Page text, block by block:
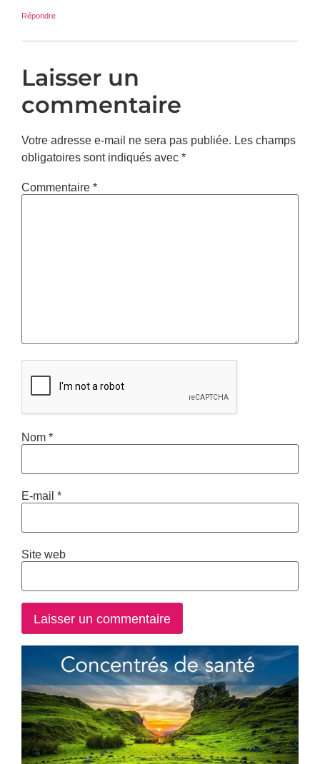
Répondre
Laisser un
commentaire
Votre adresse e-mail ne sera pas publiée. Les champs
obligatoires sont indiqués avec*
Commentaire*
Nom*
E-mail *
Site web